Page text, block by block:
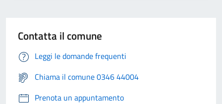
Contatta il comune
Leggi le domande frequenti
Chiama il comune 0346 44004
Prenota un appuntamento